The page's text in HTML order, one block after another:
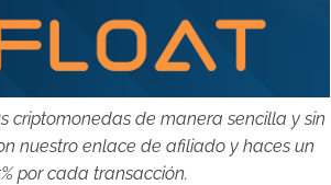
criptomonedas de manera sencilla y sin
nuestro enlace de afiliado y haces un
por cada transacción.